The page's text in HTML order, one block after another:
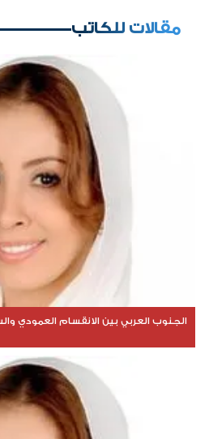
مقالات للكاتب
الجنوب العربي بين الانقسام العمودي